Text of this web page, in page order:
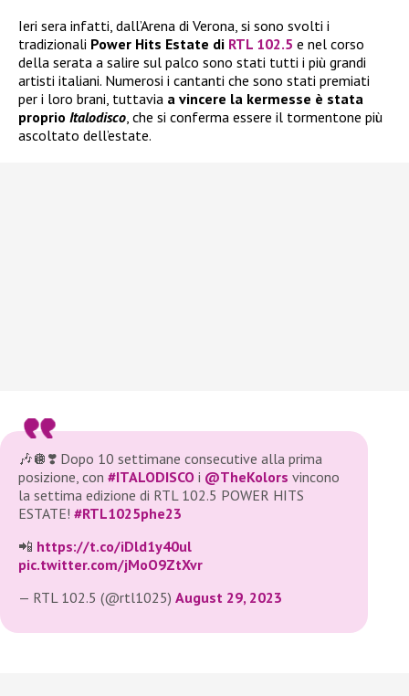
Ieri sera infatti, dall’Arena di Verona, si sono svolti i
tradizionali Power Hits Estate di RTL 102.5 e nel corso
della serata a salire sul palco sono stati tutti i più grandi
artisti italiani. Numerosi i cantanti che sono stati premiati
per i loro brani, tuttavia a vincere la kermesse è stata
proprio Italodisco, che si conferma essere il tormentone più
ascoltato dell’estate.
🎶🪩❣️ Dopo 10 settimane consecutive alla prima
posizione, con #ITALODISCO i @TheKolors vincono
la settima edizione di RTL 102.5 POWER HITS
ESTATE! #RTL1025phe23
📲 https://t.co/iDld1y40ul
pic.twitter.com/jMoO9ZtXvr
— RTL 102.5 (@rtl1025) August 29, 2023